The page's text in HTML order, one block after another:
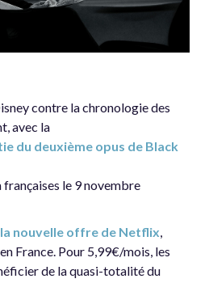
contre la chronologie des
avec la
du deuxième opus de Black
françaises le 9 novembre
la nouvelle offre de Netflix
France. Pour 5,99€/mois, les
de la quasi-totalité du